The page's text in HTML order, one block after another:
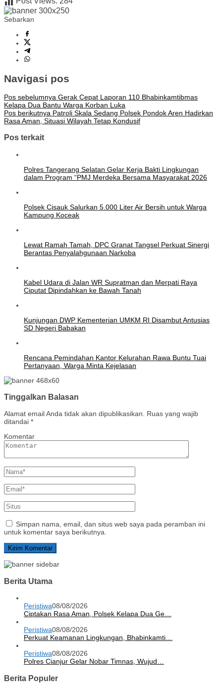
Sebarkan
Navigasi pos
Pos sebelumnya Gerak Cepat Laporan 110 Bhabinkamtibmas
Kelapa Dua Bantu Warga Korban Luka
Pos berikutnya Patroli Skala Sedang Polsek Pondok Aren Hadirkan
Rasa Aman, Situasi Wilayah Tetap Kondusif
Pos terkait
Polres Tangerang Selatan Gelar Kerja Bakti Lingkungan
dalam Program “PMJ Merdeka Bersama Masyarakat 2026
Polsek Cisauk Salurkan 5.000 Liter Air Bersih untuk Warga
Kampung Koceak
Lewat Ramah Tamah, DPC Granat Tangsel Perkuat Sinergi
Berantas Penyalahgunaan Narkoba
Kabel Udara di Jalan WR Supratman dan Merpati Raya
Ciputat Dipindahkan ke Bawah Tanah
Kunjungan DWP Kementerian UMKM RI Disambut Antusias
SD Negeri Babakan
Rencana Pemindahan Kantor Kelurahan Rawa Buntu Tuai
Pertanyaan, Warga Minta Kejelasan
Tinggalkan Balasan
Alamat email Anda tidak akan dipublikasikan. Ruas yang wajib
ditandai *
Komentar
Simpan nama, email, dan situs web saya pada peramban ini
untuk komentar saya berikutnya.
Berita Utama
Peristiwa08/08/2026
Ciptakan Rasa Aman, Polsek Kelapa Dua Ge…
Peristiwa08/08/2026
Perkuat Keamanan Lingkungan, Bhabinkamti…
Peristiwa08/08/2026
Polres Cianjur Gelar Nobar Timnas, Wujud…
Berita Populer